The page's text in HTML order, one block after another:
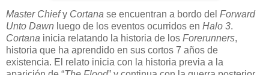
Master Chiefy Cortana se encuentran a bordo del Forward
Unto Dawn luego de los eventos ocurridos en Halo 3.
Cortana inicia relatando la historia de los Forerunners,
historia que ha aprendido en sus cortos 7 años de
existencia. El relato inicia con la historia previa a la